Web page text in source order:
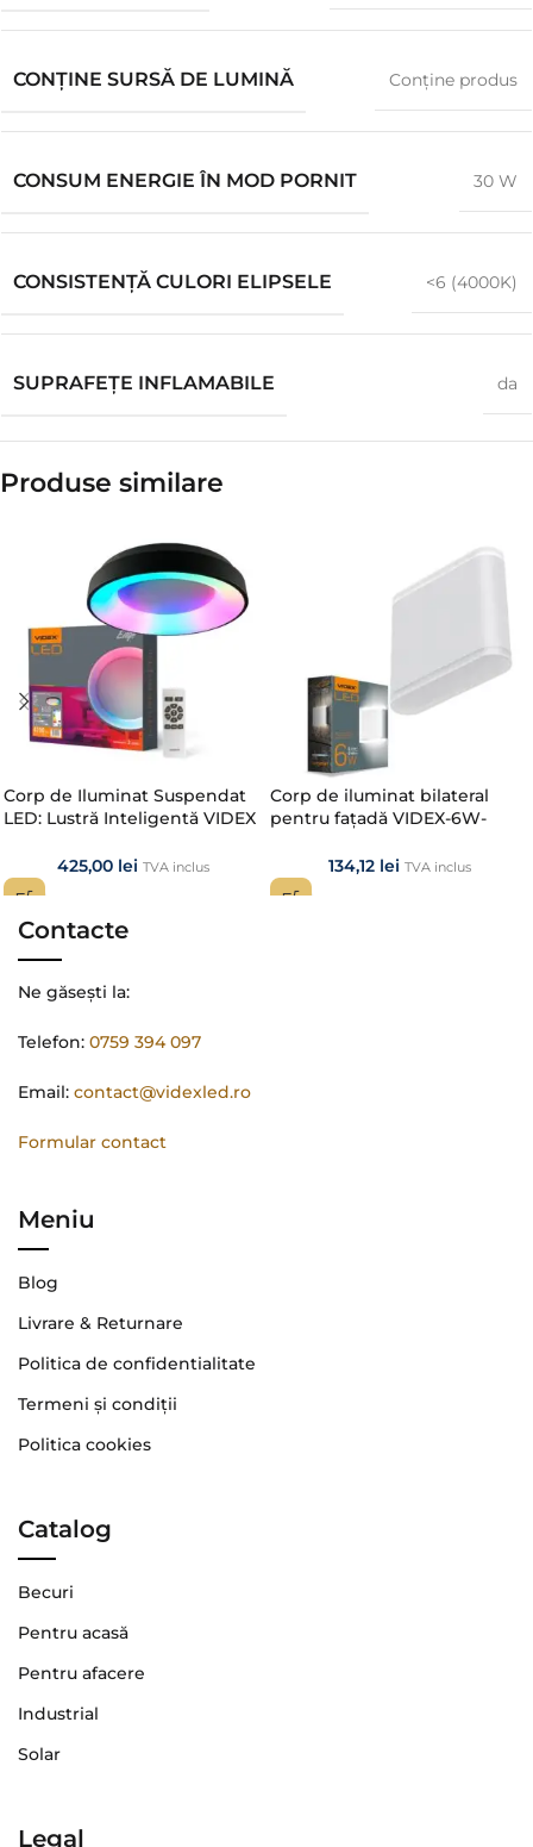
CONŢINE SURSĂ DE LUMINĂ Conţine produs
CONSUM ENERGIE ÎN MOD PORNIT 30 W
CONSISTENȚĂ CULORI ELIPSELE <6 (4000K)
SUPRAFEȚE INFLAMABILE da
Produse similare​
Corp de Iluminat Suspendat
LED: Lustră Inteligentă VIDEX
Telecomandă
425,00 lei TVA inclus
Corp de iluminat bilateral
pentru fațadă VIDEX-6W-
134,12 lei TVA inclus
Contacte
Ne găsești la:
Telefon: 0759 394 097
Email: contact@videxled.ro
Formular contact
Meniu
Blog
Livrare & Returnare
Politica de confidentialitate
Termeni şi condiţii
Politica cookies
Catalog
Becuri
Pentru acasă
Pentru afacere
Industrial
Solar
Legal